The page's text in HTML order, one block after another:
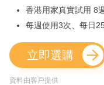
香港用家真實試用 8
每週使用3次、每日
立即選購
資料由客戶提供